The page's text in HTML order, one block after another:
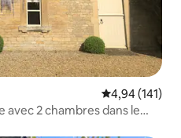
Évaluation
4,94 (141)
avec 2 chambres dans le